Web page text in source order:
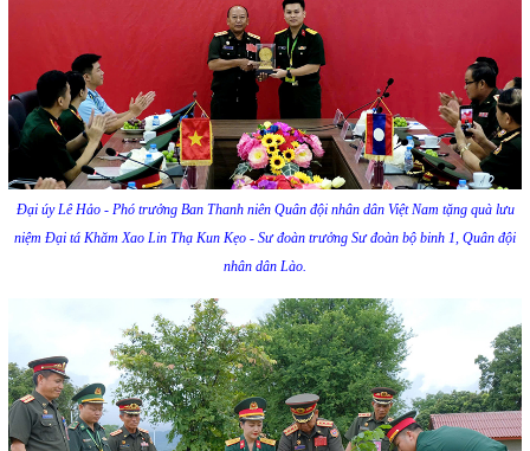
Đại úy Lê Hảo - Phó trưởng Ban Thanh niên Quân đội nhân dân Việt Nam tặng quà lưu
niệm Đại tá Khăm Xao Lin Thạ Kun Kẹo - Sư đoàn trưởng Sư đoàn bộ binh 1, Quân đội
nhân dân Lào.